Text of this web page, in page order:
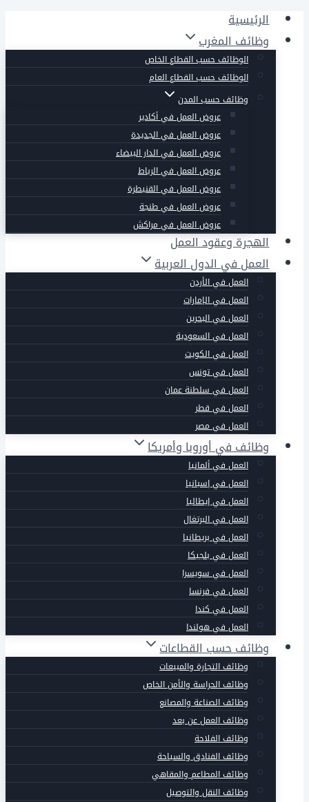
التجاوز
إلى
المحتوى
الرئيسية
وظائف المغرب
الوظائف حسب القطاع الخاص
الوظائف حسب القطاع العام
وظائف حسب المدن
عروض العمل في أكادير
عروض العمل في الجديدة
عروض العمل في الدار البيضاء
عروض العمل في الرباط
عروض العمل في القنيطرة
عروض العمل في طنجة
عروض العمل في مراكش
الهجرة وعقود العمل
العمل في الدول العربية
العمل في الأردن
العمل في الإمارات
العمل في البحرين
العمل في السعودية
العمل في الكويت
العمل في تونس
العمل في سلطنة عمان
العمل في قطر
العمل في مصر
وظائف في أوروبا وأمريكا
العمل في ألمانيا
العمل في إسبانيا
العمل في إيطاليا
العمل في البرتغال
العمل في بريطانيا
العمل في بلجيكا
العمل في سويسرا
العمل في فرنسا
العمل في كندا
العمل في هولندا
وظائف حسب القطاعات
وظائف التجارة والمبيعات
وظائف الحراسة والأمن الخاص
وظائف الصناعة والمصانع
وظائف العمل عن بعد
وظائف الفلاحة
وظائف الفنادق والسياحة
وظائف المطاعم والمقاهي
وظائف النقل والتوصيل